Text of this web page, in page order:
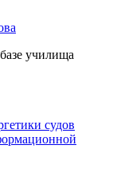
училища
судов